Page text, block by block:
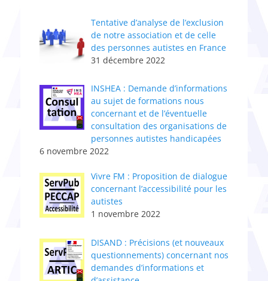
Tentative d’analyse de l’exclusion
de notre association et de celle
des personnes autistes en France
31 décembre 2022
INSHEA : Demande d’informations
au sujet de formations nous
concernant et de l’éventuelle
consultation des organisations de
personnes autistes handicapées
6 novembre 2022
Vivre FM : Proposition de dialogue
concernant l’accessibilité pour les
autistes
1 novembre 2022
DISAND : Précisions (et nouveaux
questionnements) concernant nos
demandes d’informations et